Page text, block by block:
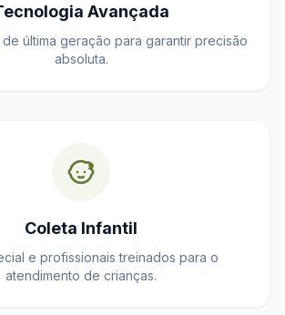
Avançada
de última geração para garantir precisão
absoluta.
Coleta Infantil
e profissionais treinados para o
atendimento de crianças.